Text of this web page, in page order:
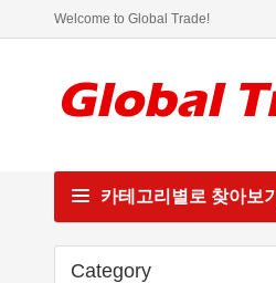
Welcome to Global Trade!
카테고리별로 찾아보기
Category